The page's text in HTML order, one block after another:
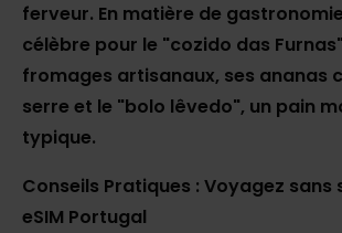
ferveur. En matière de
célèbre pour le "cozido das
fromages artisanaux, ses ananas
serre et le "bolo lêvedo", un pain
typique.
Conseils Pratiques : Voyagez sans
eSIM Portugal